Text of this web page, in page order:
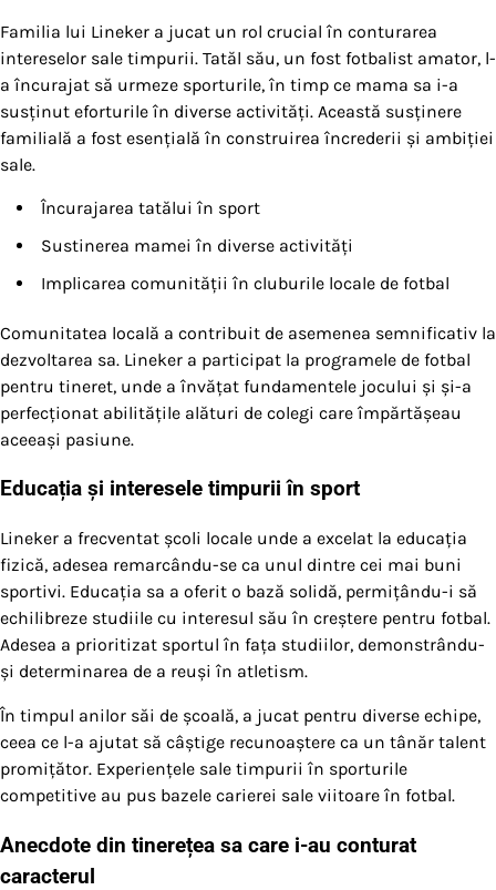
Familia lui Lineker a jucat un rol crucial în conturarea
intereselor sale timpurii. Tatăl său, un fost fotbalist amator, l-
a încurajat să urmeze sporturile, în timp ce mama sa i-a
susținut eforturile în diverse activități. Această susținere
familială a fost esențială în construirea încrederii și ambiției
sale.
Încurajarea tatălui în sport
Sustinerea mamei în diverse activități
Implicarea comunității în cluburile locale de fotbal
Comunitatea locală a contribuit de asemenea semnificativ la
dezvoltarea sa. Lineker a participat la programele de fotbal
pentru tineret, unde a învățat fundamentele jocului și și-a
perfecționat abilitățile alături de colegi care împărtășeau
aceeași pasiune.
Educația și interesele timpurii în sport
Lineker a frecventat școli locale unde a excelat la educația
fizică, adesea remarcându-se ca unul dintre cei mai buni
sportivi. Educația sa a oferit o bază solidă, permițându-i să
echilibreze studiile cu interesul său în creștere pentru fotbal.
Adesea a prioritizat sportul în fața studiilor, demonstrându-
și determinarea de a reuși în atletism.
În timpul anilor săi de școală, a jucat pentru diverse echipe,
ceea ce l-a ajutat să câștige recunoaștere ca un tânăr talent
promițător. Experiențele sale timpurii în sporturile
competitive au pus bazele carierei sale viitoare în fotbal.
Anecdote din tinerețea sa care i-au conturat
caracterul